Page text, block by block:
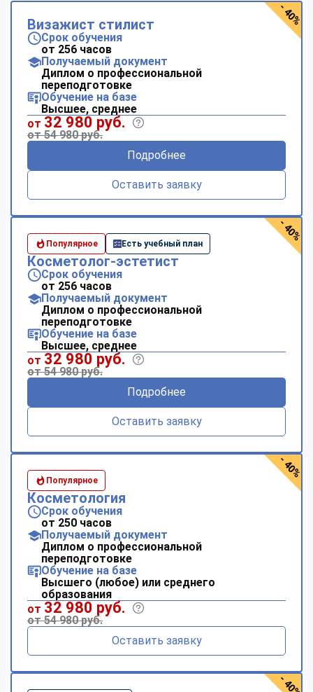
Визажист стилист
Срок обучения
от 256 часов
Получаемый документ
Диплом о профессиональной
переподготовке
Обучение на базе
Высшее, среднее
от 32 980 руб.
от 54 980 руб.
Подробнее
Оставить заявку
- 40%
Популярное Есть учебный план
Косметолог-эстетист
Срок обучения
от 256 часов
Получаемый документ
Диплом о профессиональной
переподготовке
Обучение на базе
Высшее, среднее
от 32 980 руб.
от 54 980 руб.
Подробнее
Оставить заявку
- 40%
Популярное
Косметология
Срок обучения
от 250 часов
Получаемый документ
Диплом о профессиональной
переподготовке
Обучение на базе
Высшего (любое) или среднего
образования
от 32 980 руб.
от 54 980 руб.
Оставить заявку
- 40%
- 40%